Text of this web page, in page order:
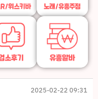
2025-02-22 09:31